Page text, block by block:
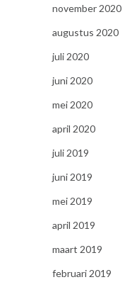
november 2020
augustus 2020
juli 2020
juni 2020
mei 2020
april 2020
juli 2019
juni 2019
mei 2019
april 2019
maart 2019
februari 2019